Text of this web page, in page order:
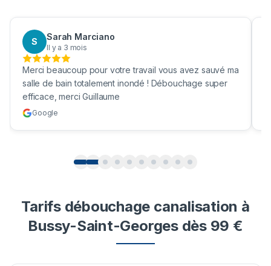
S Sarah Marciano
Il y a 3 mois
Merci beaucoup pour votre travail vous avez sauvé ma
salle de bain totalement inondé ! Débouchage super
efficace, merci Guillaume
Google
Tarifs débouchage canalisation à
Bussy-Saint-Georges dès 99 €